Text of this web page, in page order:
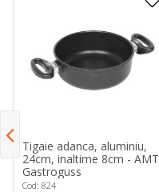
Tigaie adanca, aluminiu,
24cm, inaltime 8cm - AMT
Gastroguss
Cod: 824